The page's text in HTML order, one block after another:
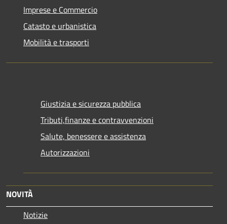
Imprese e Commercio
Catasto e urbanistica
Mobilità e trasporti
Giustizia e sicurezza pubblica
Tributi,finanze e contravvenzioni
Salute, benessere e assistenza
Autorizzazioni
NOVITÀ
Notizie